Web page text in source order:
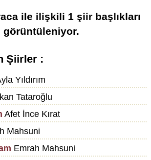
ile ilişkili 1 şiir başlıkları
görüntüleniyor.
Şiirler :
Yıldırım
Tataroğlu
Afet İnce Kırat
Mahsuni
Emrah Mahsuni